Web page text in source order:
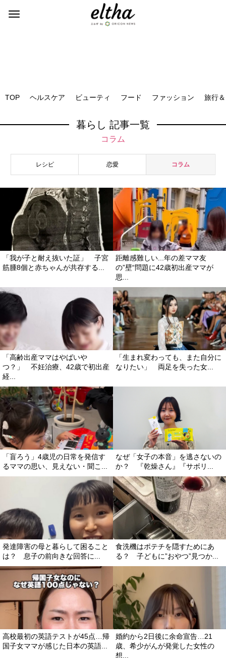
TOP ヘルスケア ビューティ フード ファッション 旅行
暮らし 記事一覧
コラム
レシピ 恋愛 コラム
「我が子と耐え抜いた証」 子宮
筋腫8個と赤ちゃんが共存する...
距離感難しい...年の差ママ友
の”壁“問題に42歳初出産ママが
思...
「高齢出産ママはやばい
つ？」 不妊治療、42歳で初出産
経...
「生まれ変わっても、また自分に
なりたい」 両足を失った女...
「盲ろう」4歳児の日常を発信す
るママの思い、見えない・聞こ...
なぜ「女子の本音」を逃さないの
か？ 『乾燥さん』『サボリ...
発達障害の母と暮らして困ること
は？ 息子の前向きな回答に...
食洗機はポテチを隠すためにあ
る？ 子どもに”おやつ”見つか...
高校最初の英語テストが45点…帰
国子女ママが感じた日本の英語...
婚約から2日後に余命宣告…21
歳、希少がんが発覚した女性の
想...